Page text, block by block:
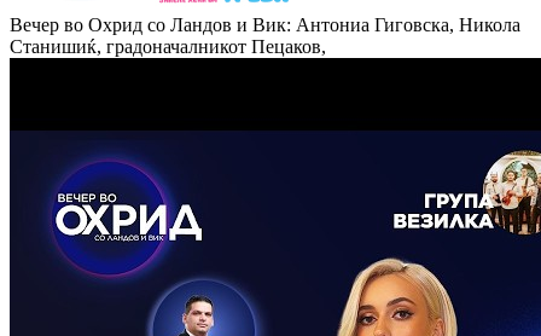
Вечер во Охрид со Ландов и Вик: Антониа Гиговска, Никола
Станишиќ, градоначалникот Пецаков,